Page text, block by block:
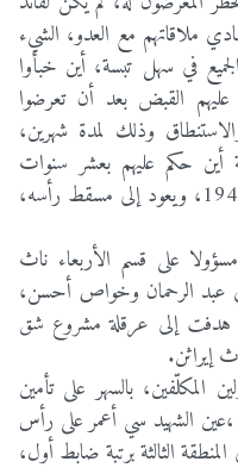
ملاقاتهم مع العدو، الشيء
في سهل تبسة، أين خبأوا
القبض بعد أن تعرضوا
وذلك لمدة شهرين،
أين حكم عليهم بعشر سنوات
سجن.ثم أطلق سراح لعزري أعمر سنة 1949، ويعود إلى مسقط رأسه،
نظرا لتجربته ونضاله، عين في 1955 مسؤولا على قسم الأربعاء ناث
عبد الرحمان وخواص أحسن،
هدفت إلى عرقلة مشروع شق
إيراثن.
المكلّفين، بالسهر على تأمين
،عين الشهيد سي أعمر على رأس
الثالثة برتبة ضابط أول،